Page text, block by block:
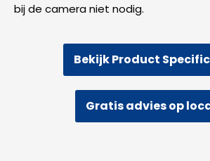
bij de camera niet nodig.
Bekijk Product
Gratis advies op